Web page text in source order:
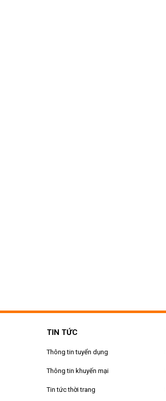
TIN TỨC
Thông tin tuyển dụng
Thông tin khuyến mại
Tin tức thời trang